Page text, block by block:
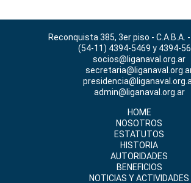
Reconquista 385, 3er piso - C.A.B.A.
(54-11) 4394-5469 y 4394-
socios@liganaval.org.ar
admin@liganaval.org.ar
HOME
NOSOTROS
ESTATUTOS
HISTORIA
AUTORIDADES
BENEFICIOS
NOTICIAS Y ACTIVIDADES